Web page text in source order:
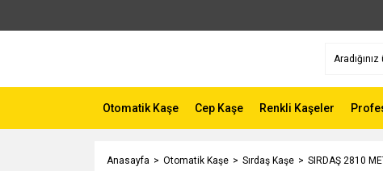
Otomatik Kaşe Cep Kaşe Renkli Kaşeler
Anasayfa Otomatik Kaşe Sırdaş Kaşe SIRDAŞ 2810